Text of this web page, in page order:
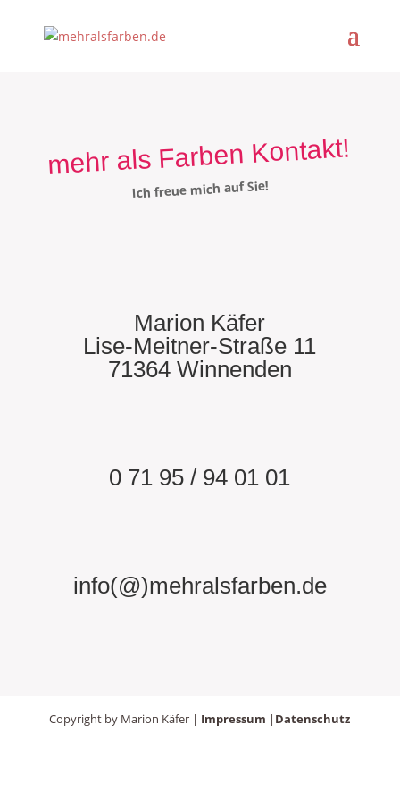
mehr als Farben Kontakt!
Ich freue mich auf Sie!
Marion Käfer
Lise-Meitner-Straße 11
71364 Winnenden
0 71 95 / 94 01 01
info(@)mehralsfarben.de
Copyright by Marion Käfer | Impressum | Datenschutz